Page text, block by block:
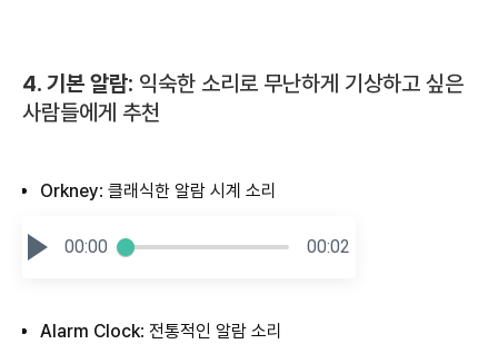
4. 기본 알람: 익숙한 소리로 무난하게 기상하고 싶은
사람들에게 추천
Orkney: 클래식한 알람 시계 소리
00:00 00:02
Alarm Clock: 전통적인 알람 소리